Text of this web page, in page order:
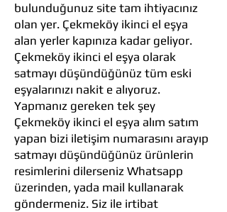
bulunduğunuz site tam ihtiyacınız
olan yer. Çekmeköy ikinci el eşya
alan yerler kapınıza kadar geliyor.
Çekmeköy ikinci el eşya olarak
satmayı düşündüğünüz tüm eski
eşyalarınızı nakit e alıyoruz.
Yapmanız gereken tek şey
Çekmeköy ikinci el eşya alım satım
yapan bizi iletişim numarasını arayıp
satmayı düşündüğünüz ürünlerin
resimlerini dilerseniz Whatsapp
üzerinden, yada mail kullanarak
göndermeniz. Siz ile irtibat